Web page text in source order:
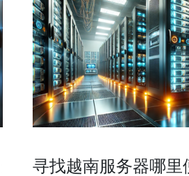
寻找越南服务器哪里